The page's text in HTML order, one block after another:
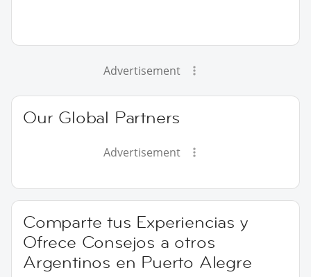
Advertisement
Our Global Partners
Advertisement
Comparte tus Experiencias y
Ofrece Consejos a otros
Argentinos en Puerto Alegre